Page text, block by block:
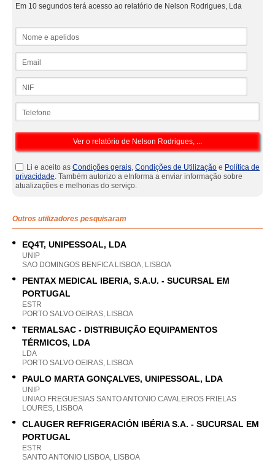
Em 10 segundos terá acesso ao relatório de Nelson Rodrigues, Lda
Li e aceito as Condições gerais, Condições de Utilização e Política de
privacidade. Também autorizo a eInforma a enviar informação sobre
atualizações e melhorias do serviço.
Outros utilizadores pesquisaram
EQ4T, UNIPESSOAL, LDA
UNIP
SAO DOMINGOS BENFICA LISBOA, LISBOA
PENTAX MEDICAL IBERIA, S.A.U. - SUCURSAL EM
PORTUGAL
ESTR
PORTO SALVO OEIRAS, LISBOA
TERMALSAC - DISTRIBUIÇÃO EQUIPAMENTOS
TÉRMICOS, LDA
LDA
PORTO SALVO OEIRAS, LISBOA
PAULO MARTA GONÇALVES, UNIPESSOAL, LDA
UNIP
UNIAO FREGUESIAS SANTO ANTONIO CAVALEIROS FRIELAS
LOURES, LISBOA
CLAUGER REFRIGERACIÓN IBÉRIA S.A. - SUCURSAL EM
PORTUGAL
ESTR
SANTO ANTONIO LISBOA, LISBOA